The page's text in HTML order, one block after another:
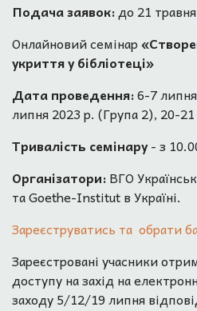
Подача заявок:до 21
Онлайновий семінар
укриття у бібліотеці»
Дата проведення:6-7
липня 2023 р. (Група 2), 20-
Тривалість семінару- з
Організатори:ВГО
та Goethe-Institut в Україні.
Зареєструватись та обрати
Зареєстровані учасники
доступу на захід на
заходу 5/12/19 липня